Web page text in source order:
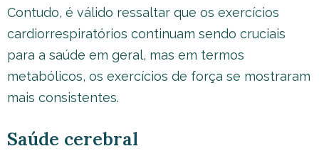
Contudo, é válido ressaltar que os exercícios
cardiorrespiratórios continuam sendo cruciais
para a saúde em geral, mas em termos
metabólicos, os exercícios de força se mostraram
mais consistentes.
Saúde cerebral